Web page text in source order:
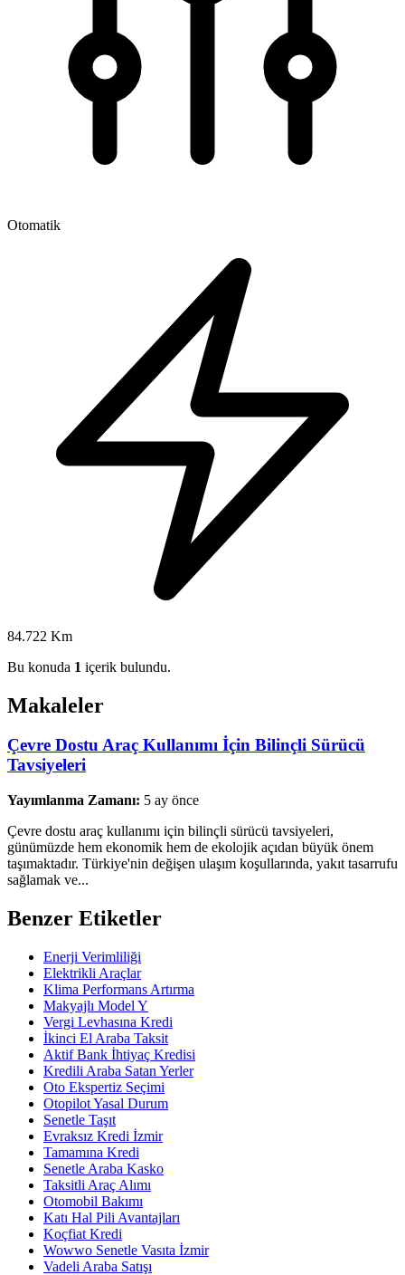
Otomatik
84.722 Km
Bu konuda 1 içerik bulundu.
Makaleler
Çevre Dostu Araç Kullanımı İçin Bilinçli Sürücü
Tavsiyeleri
Yayımlanma Zamanı: 5 ay önce
Çevre dostu araç kullanımı için bilinçli sürücü tavsiyeleri,
günümüzde hem ekonomik hem de ekolojik açıdan büyük önem
taşımaktadır. Türkiye'nin değişen ulaşım koşullarında, yakıt tasarrufu
sağlamak ve...
Benzer Etiketler
Enerji Verimliliği
Elektrikli Araçlar
Klima Performans Artırma
Makyajlı Model Y
Vergi Levhasına Kredi
İkinci El Araba Taksit
Aktif Bank İhtiyaç Kredisi
Kredili Araba Satan Yerler
Oto Ekspertiz Seçimi
Otopilot Yasal Durum
Senetle Taşıt
Evraksız Kredi İzmir
Tamamına Kredi
Senetle Araba Kasko
Taksitli Araç Alımı
Otomobil Bakımı
Katı Hal Pili Avantajları
Koçfiat Kredi
Wowwo Senetle Vasıta İzmir
Vadeli Araba Satışı